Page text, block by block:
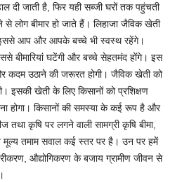
जाती है, फिर यही सब्जी घरों तक पहुंचती
लोग बीमार हो जाते हैं। लिहाजा जैविक खेती
इससे आप और आपके बच्चे भी स्वस्थ रहेंगे।
बीमारियां घटेंगी और बच्चे सेहतमंद होंगे। इस
कदम उठाने की जरूरत होगी। जैविक खेती को
इसकी खेती के लिए किसानों को प्रशिक्षण
होगा। किसानों की समस्या के कई रूप है और
कृषि पर लगने वाली सामग्री कृषि बीमा,
तमाम सवाल कई स्तर पर है। उन पर हमें
औद्योगिकरण के बजाय ग्रामीण जीवन से